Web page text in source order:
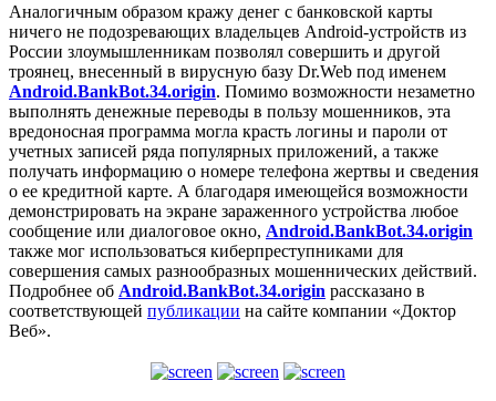
Аналогичным образом кражу денег с банковской карты
ничего не подозревающих владельцев Android-устройств из
России злоумышленникам позволял совершить и другой
троянец, внесенный в вирусную базу Dr.Web под именем
Android.BankBot.34.origin. Помимо возможности незаметно
выполнять денежные переводы в пользу мошенников, эта
вредоносная программа могла красть логины и пароли от
учетных записей ряда популярных приложений, а также
получать информацию о номере телефона жертвы и сведения
о ее кредитной карте. А благодаря имеющейся возможности
демонстрировать на экране зараженного устройства любое
сообщение или диалоговое окно, Android.BankBot.34.origin
также мог использоваться киберпреступниками для
совершения самых разнообразных мошеннических действий.
Подробнее об Android.BankBot.34.origin рассказано в
соответствующей публикации на сайте компании «Доктор
Веб».